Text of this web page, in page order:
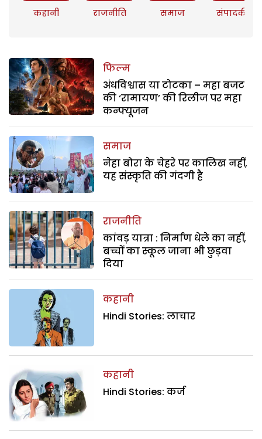
कहानी राजनीति समाज संपादकीय
फिल्म
अंधविश्वास या टोटका – महा बजट
की ‘रामायण’ की रिलीज पर महा
कन्फ्यूजन
समाज
नेहा बोरा के चेहरे पर कालिख नहीं,
यह संस्कृति की गंदगी है
राजनीति
कांवड़ यात्रा : निर्माण धेले का नहीं,
बच्चों का स्कूल जाना भी छुड़वा
दिया
कहानी
Hindi Stories: लाचार
कहानी
Hindi Stories: कर्ज